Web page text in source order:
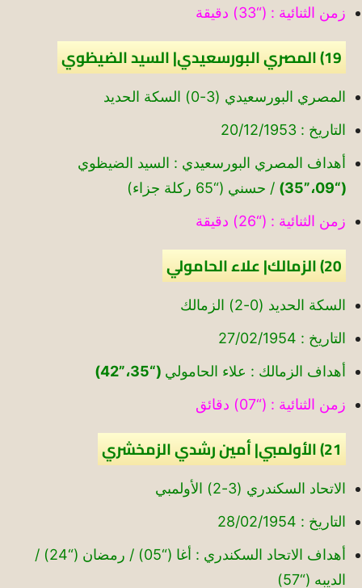
زمن الثنائية : (“33) دقيقة
19) المصري البورسعيدي| السيد الضيظوي
المصري البورسعيدي (3-0) السكة الحديد
التاريخ : 20/12/1953
أهداف المصري البورسعيدي : السيد الضيظوي
(“09،”35)
/ حسني (“65 ركلة جزاء)
زمن الثنائية : (“26) دقيقة
20) الزمالك| علاء الحامولي
السكة الحديد (0-2) الزمالك
التاريخ : 27/02/1954
أهداف الزمالك : علاء الحامولي (“35،”42)
زمن الثنائية : (“07) دقائق
21) الأولمبي| أمين رشدي الزمخشري
الاتحاد السكندري (3-2) الأولمبي
التاريخ : 28/02/1954
أهداف الاتحاد السكندري : أغا (“05) / رمضان (“24) /
الديبه (“57)